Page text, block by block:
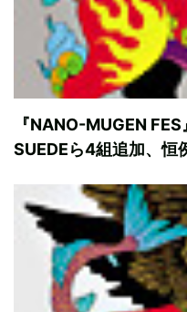
『NANO-MUGEN
SUEDEら4組追加、恒